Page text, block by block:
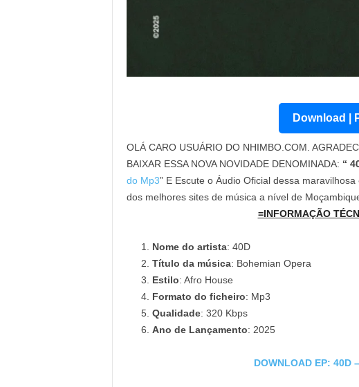
Download |
OLÁ CARO USUÁRIO DO NHIMBO.COM.
BAIXAR ESSA NOVA NOVIDADE DENOMINADA: “
do Mp3” E Escute o Áudio Oficial dessa
dos melhores sites de música a nível de
=INFORMAÇÃO
Nome do artista: 40D
Título da música: Bohemian Opera
Estilo: Afro House
Formato do ficheiro: Mp3
Qualidade: 320 Kbps
Ano de Lançamento: 2025
DOWNLOAD EP: 40D